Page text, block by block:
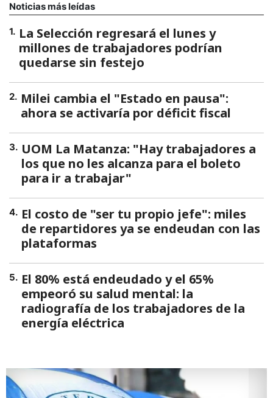
Noticias más leídas
1. La Selección regresará el lunes y
millones de trabajadores podrían
quedarse sin festejo
2. Milei cambia el "Estado en pausa":
ahora se activaría por déficit fiscal
3. UOM La Matanza: "Hay trabajadores a
los que no les alcanza para el boleto
para ir a trabajar"
4. El costo de "ser tu propio jefe": miles
de repartidores ya se endeudan con las
plataformas
5. El 80% está endeudado y el 65%
empeoró su salud mental: la
radiografía de los trabajadores de la
energía eléctrica